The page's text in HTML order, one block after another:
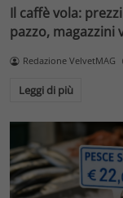
Il caffè vola:
pazzo, magazzini
Redazione VelvetMAG
Leggi di più